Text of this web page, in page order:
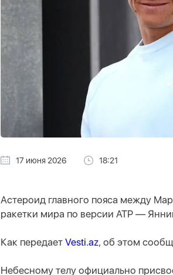
17 июня 2026 18:21
Астероид главного пояса между
ракетки мира по версии ATP —
Как передает Vesti.az, об этом
Небесному телу официально